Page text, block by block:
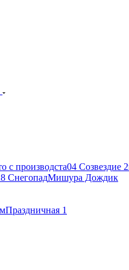
с производста04 Созвездие
СнегопадМишура Дождик
Праздничная 1